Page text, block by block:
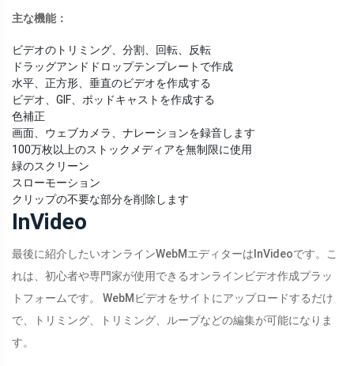
主な機能：
ビデオのトリミング、分割、回転、反転
ドラッグアンドドロップテンプレートで作成
水平、正方形、垂直のビデオを作成する
ビデオ、GIF、ポッドキャストを作成する
色補正
画面、ウェブカメラ、ナレーションを録音します
100万枚以上のストックメディアを無制限に使用
緑のスクリーン
スローモーション
クリップの不要な部分を削除します
InVideo
最後に紹介したいオンラインWebMエディターはInVideoです。こ
れは、初心者や専門家が使用できるオンラインビデオ作成プラッ
トフォームです。 WebMビデオをサイトにアップロードするだけ
で、トリミング、トリミング、ループなどの編集が可能になりま
す。